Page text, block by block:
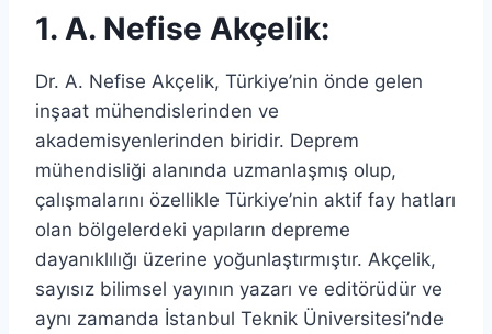
1. A. Nefise Akçelik:
Dr. A. Nefise Akçelik, Türkiye’nin önde gelen
inşaat mühendislerinden ve
akademisyenlerinden biridir. Deprem
mühendisliği alanında uzmanlaşmış olup,
çalışmalarını özellikle Türkiye’nin aktif fay hatları
olan bölgelerdeki yapıların depreme
dayanıklılığı üzerine yoğunlaştırmıştır. Akçelik,
sayısız bilimsel yayının yazarı ve editörüdür ve
aynı zamanda İstanbul Teknik Üniversitesi’nde